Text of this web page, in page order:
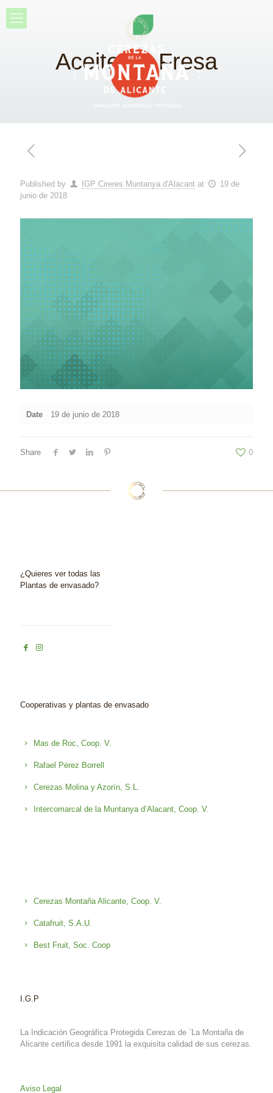
Aceite de Fresa
Published by IGP Cireres Muntanya d'Alacant at
19 de
junio de 2018
Date 19 de junio de 2018
Share 0
¿Quieres ver todas las
Plantas de envasado?
Cooperativas y plantas de envasado
Mas de Roc, Coop. V.
Rafael Pérez Borrell
Cerezas Molina y Azorín, S.L.
Intercomarcal de la Muntanya d’Alacant, Coop. V.
Cerezas Montaña Alicante, Coop. V.
Catafruit, S.A.U.
Best Fruit, Soc. Coop
I.G.P
La Indicación Geográfica Protegida Cerezas de `La Montaña de
Alicante certifica desde 1991 la exquisita calidad de sus cerezas.
Aviso Legal